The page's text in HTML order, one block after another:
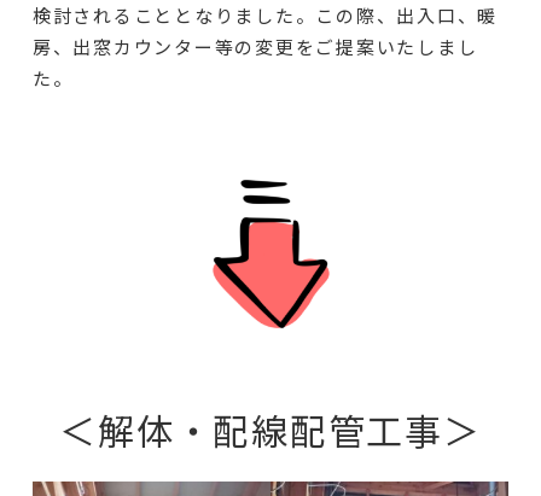
検討されることとなりました。この際、出入口、暖
房、出窓カウンター等の変更をご提案いたしまし
た。
＜解体・配線配管工事＞